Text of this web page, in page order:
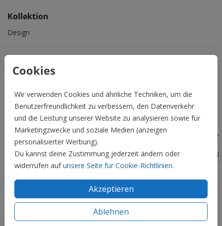
Cookies
Wir verwenden Cookies und ähnliche Techniken, um die
Benutzerfreundlichkeit zu verbessern, den Datenverkehr
und die Leistung unserer Website zu analysieren sowie für
Marketingzwecke und soziale Medien (anzeigen
personalisierter Werbung).
Du kannst deine Zustimmung jederzeit ändern oder
widerrufen aufunsere Seite für Cookie-Richtlinien.
Akzeptieren
Ablehnen
Kollektion
Design
Das könnte Euch auch gefallen